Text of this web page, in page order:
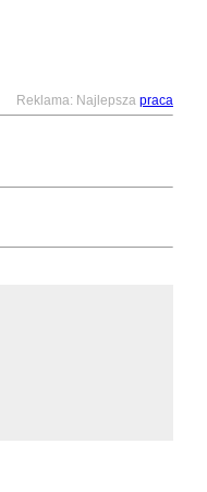
Reklama: Najlepsza praca